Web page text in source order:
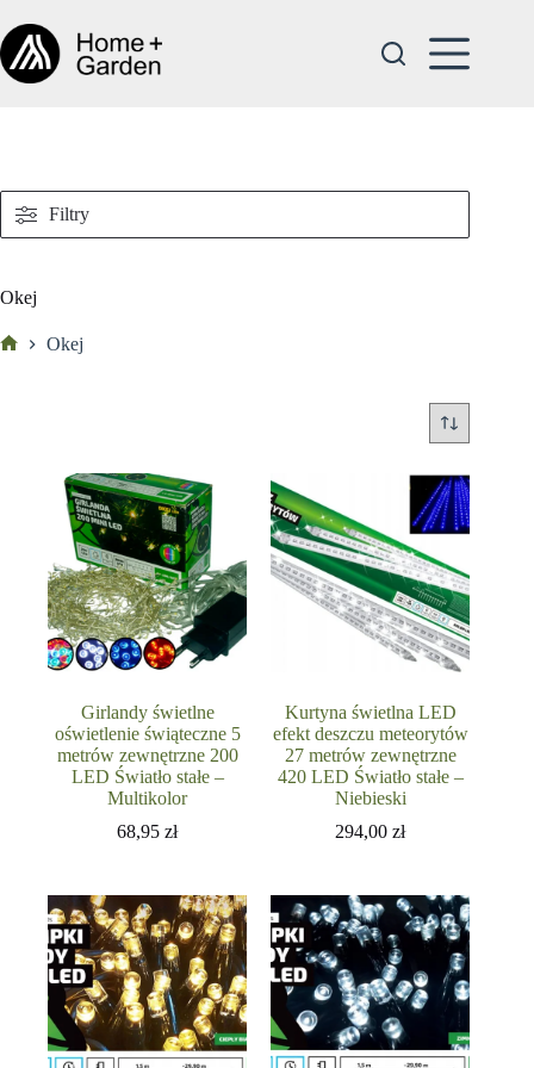
do
treści
Okej
Okej
Girlandy świetlne
oświetlenie świąteczne 5
metrów zewnętrzne 200
LED Światło stałe –
Multikolor
68,95zł
Kurtyna świetlna LED
efekt deszczu meteorytów
27 metrów zewnętrzne
420 LED Światło stałe –
Niebieski
294,00zł
Filtry